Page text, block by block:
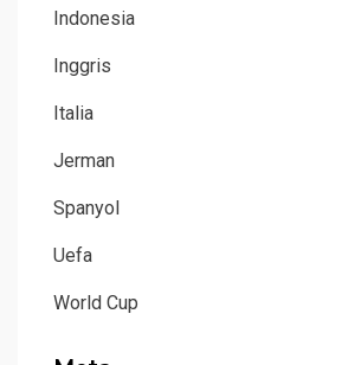
Indonesia
Inggris
Italia
Jerman
Spanyol
Uefa
World Cup